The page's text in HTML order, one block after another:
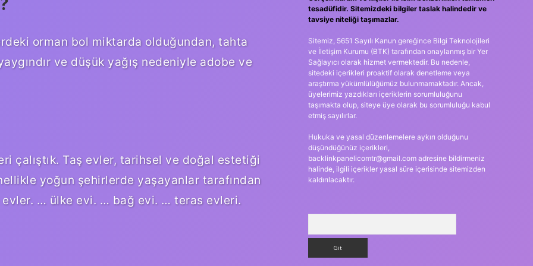
orman bol miktarda olduğundan, tahta
ve düşük yağış nedeniyle adobe ve
çalıştık. Taş evler, tarihsel ve doğal estetiği
yoğun şehirlerde yaşayanlar tarafından
… ülke evi. … bağ evi. … teras evleri.
tesadüfidir. Sitemizdeki bilgiler taslak halindedir ve
tavsiye niteliği taşımazlar.
Sitemiz, 5651 Sayılı Kanun gereğince Bilgi Teknolojileri
ve İletişim Kurumu (BTK) tarafından onaylanmış bir Yer
Sağlayıcı olarak hizmet vermektedir. Bu nedenle,
sitedeki içerikleri proaktif olarak denetleme veya
araştırma yükümlülüğümüz bulunmamaktadır. Ancak,
üyelerimiz yazdıkları içeriklerin sorumluluğunu
taşımakta olup, siteye üye olarak bu sorumluluğu kabul
etmiş sayılırlar.
Hukuka ve yasal düzenlemelere aykırı olduğunu
düşündüğünüz içerikleri,
backlinkpanelicomtr@gmail.comadresine bildirmeniz
halinde, ilgili içerikler yasal süre içerisinde sitemizden
kaldırılacaktır.